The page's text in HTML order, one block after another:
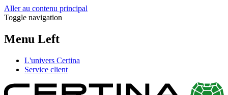
Aller au contenu principal
Toggle navigation
Menu Left
L'univers Certina
Service client